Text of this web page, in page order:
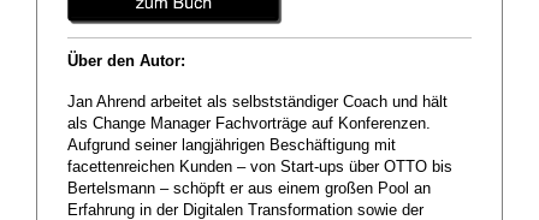
Über den Autor:
Jan Ahrend arbeitet als selbstständiger Coach und hält
als Change Manager Fachvorträge auf Konferenzen.
Aufgrund seiner langjährigen Beschäftigung mit
facettenreichen Kunden – von Start-ups über OTTO bis
Bertelsmann – schöpft er aus einem großen Pool an
Erfahrung in der Digitalen Transformation sowie der